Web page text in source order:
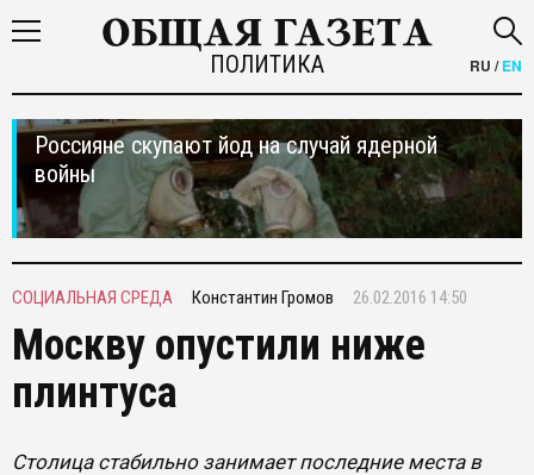
ПОЛИТИКА RU /EN
Россияне скупают йод на случай ядерной
войны
СОЦИАЛЬНАЯ СРЕДА Константин Громов 26.02.2016 14:50
Москву опустили ниже
плинтуса
Столица стабильно занимает последние места в